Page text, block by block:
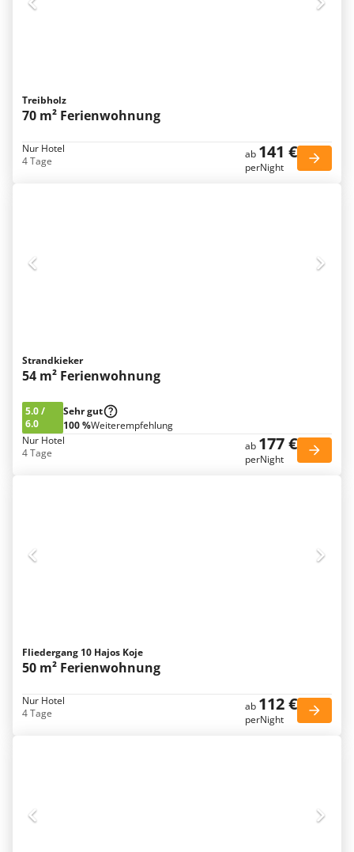
Treibholz
70 m² Ferienwohnung
Nur Hotel
4 Tage
ab 141 €
perNight
Strandkieker
54 m² Ferienwohnung
5.0/
6.0
Sehr gut
100 %Weiterempfehlung
Nur Hotel
4 Tage
ab 177 €
perNight
Fliedergang 10 Hajos Koje
50 m² Ferienwohnung
Nur Hotel
4 Tage
ab 112 €
perNight